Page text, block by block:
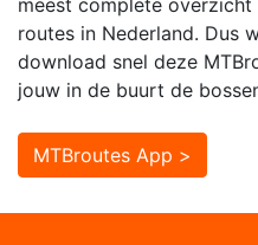
routes in Nederland. Dus
download snel deze
jouw in de buurt de
MTBroutes App >